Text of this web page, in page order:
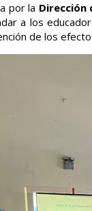
por la Dirección
a los
de los